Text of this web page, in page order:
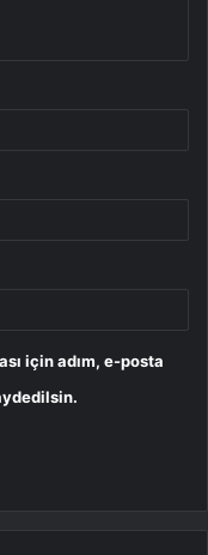
için adım, e-posta